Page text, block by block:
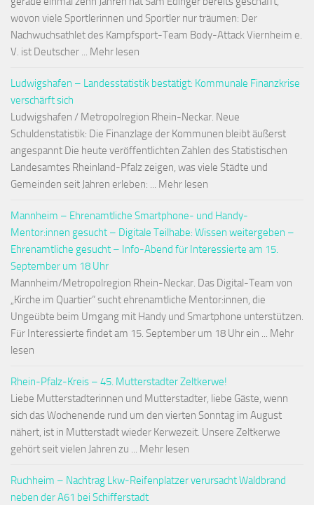
wovon viele Sportlerinnen und Sportler nur träumen: Der
Nachwuchsathlet des Kampfsport-Team Body-Attack Viernheim e.
V. ist Deutscher ... Mehr lesen
Ludwigshafen – Landesstatistik bestätigt: Kommunale Finanzkrise
verschärft sich
Ludwigshafen / Metropolregion Rhein-Neckar. Neue
Schuldenstatistik: Die Finanzlage der Kommunen bleibt äußerst
angespannt Die heute veröffentlichten Zahlen des Statistischen
Landesamtes Rheinland-Pfalz zeigen, was viele Städte und
Gemeinden seit Jahren erleben: ... Mehr lesen
Mannheim – Ehrenamtliche Smartphone- und Handy-
Mentor:innen gesucht – Digitale Teilhabe: Wissen weitergeben –
Ehrenamtliche gesucht – Info-Abend für Interessierte am 15.
September um 18 Uhr
Mannheim/Metropolregion Rhein-Neckar. Das Digital-Team von
„Kirche im Quartier“ sucht ehrenamtliche Mentor:innen, die
Ungeübte beim Umgang mit Handy und Smartphone unterstützen.
Für Interessierte findet am 15. September um 18 Uhr ein ... Mehr
lesen
Rhein-Pfalz-Kreis – 45. Mutterstadter Zeltkerwe!
Liebe Mutterstadterinnen und Mutterstadter, liebe Gäste, wenn
sich das Wochenende rund um den vierten Sonntag im August
nähert, ist in Mutterstadt wieder Kerwezeit. Unsere Zeltkerwe
gehört seit vielen Jahren zu ... Mehr lesen
Ruchheim – Nachtrag Lkw-Reifenplatzer verursacht Waldbrand
neben der A61 bei Schifferstadt